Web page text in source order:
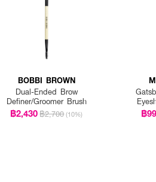
BOBBI BROWN
Dual-Ended Brow
Definer/Groomer Brush
฿2,430฿2,700 (10%) ฿99